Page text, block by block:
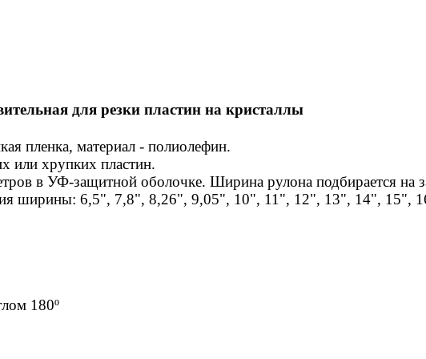
для резки пластин на кристаллы
пленка, материал - полиолефин.
или хрупких пластин.
в УФ-защитной оболочке. Ширина рулона подбирается на
ширины: 6,5", 7,8", 8,26", 9,05", 10", 11", 12", 13", 14", 15",
180º